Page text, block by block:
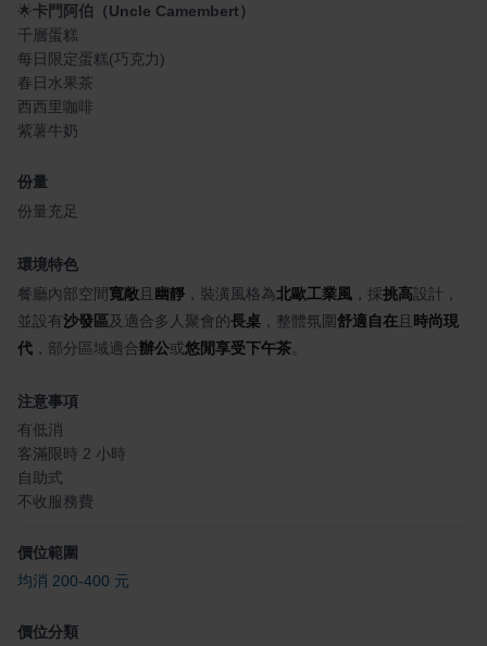
🌟卡門阿伯（Uncle Camembert）
千層蛋糕
每日限定蛋糕(巧克力)
春日水果茶
西西里咖啡
紫薯牛奶
份量
份量充足
環境特色
餐廳內部空間寬敞 且 幽靜 ，裝潢風格為北歐工業風 ，採挑高設計，
並設有沙發區及適合多人聚會的長桌 ，整體氛圍舒適自在 且 時尚現
代 ，部分區域適合辦公或悠閒享受下午茶
注意事項
有低消
客滿限時 2 小時
自助式
不收服務費
價位範圍
均消 200-400 元
價位分類